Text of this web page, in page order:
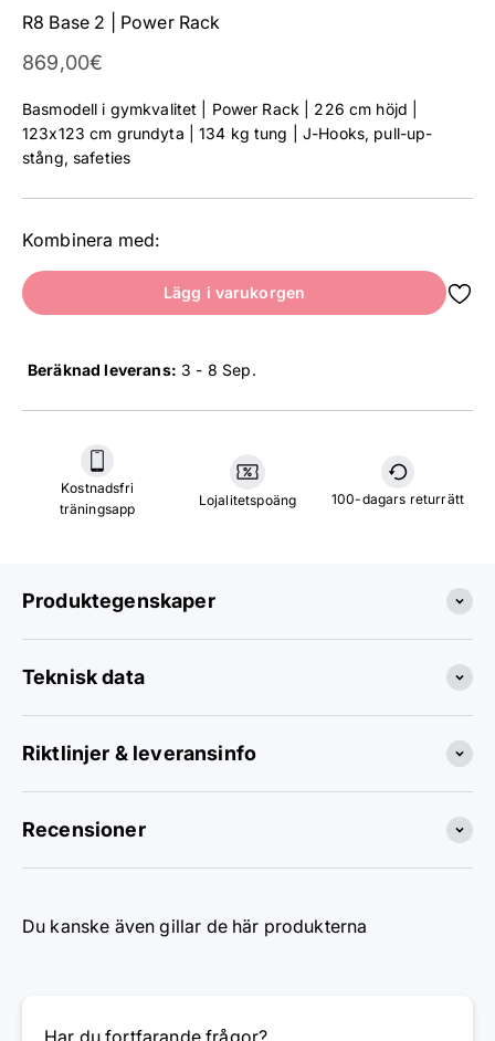
R8 Base 2 | Power Rack
Reapris
869,00€
Basmodell i gymkvalitet | Power Rack | 226 cm höjd |
123x123 cm grundyta | 134 kg tung | J-Hooks, pull-up-
stång, safeties
Kombinera med:
Lägg i varukorgen
Beräknad leverans: 3 - 8 Sep.
Kostnadsfri
träningsapp
Lojalitetspoäng 100-dagars returrätt
Produktegenskaper
Teknisk data
Riktlinjer & leveransinfo
Recensioner
Du kanske även gillar de här produkterna